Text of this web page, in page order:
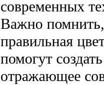
современных
Важно помнить,
правильная
помогут
отражающее